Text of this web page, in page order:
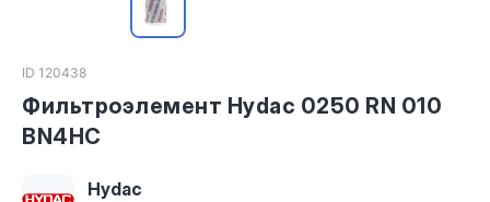
ID 120438
Фильтроэлемент Hydac 0250 RN 010
BN4HC
Hydac